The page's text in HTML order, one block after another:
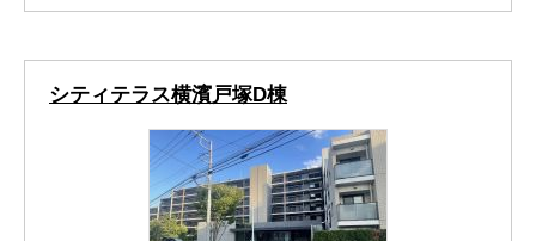
シティテラス横濱戸塚D棟